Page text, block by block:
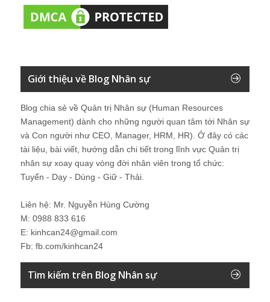
Giới thiệu về Blog Nhân sự
Blog chia sẻ về Quản trị Nhân sự (Human Resources
Management) dành cho những người quan tâm tới Nhân sự
và Con người như CEO, Manager, HRM, HR). Ở đây có các
tài liệu, bài viết, hướng dẫn chi tiết trong lĩnh vực Quản trị
nhân sự xoay quay vòng đời nhân viên trong tổ chức:
Tuyển - Dạy - Dùng - Giữ - Thải.
Liên hệ: Mr. Nguyễn Hùng Cường
M: 0988 833 616
E: kinhcan24@gmail.com
Fb: fb.com/kinhcan24
Tìm kiếm trên Blog Nhân sự